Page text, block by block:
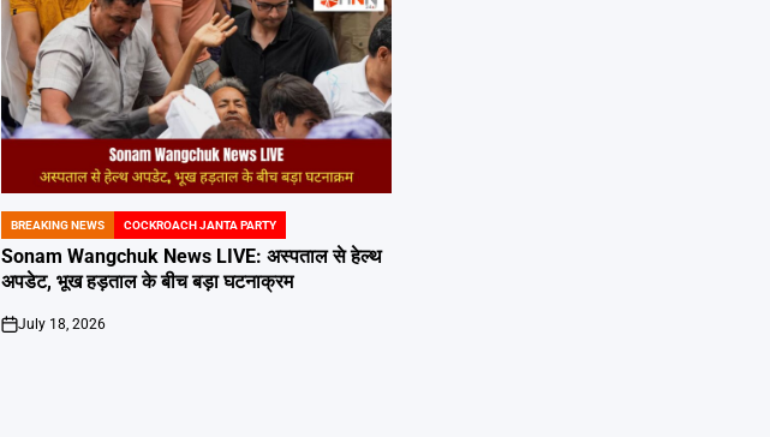
POSTED
IN
BREAKING NEWS COCKROACH JANTA PARTY
Sonam Wangchuk News LIVE: अस्पताल से हेल्थ
अपडेट, भूख हड़ताल के बीच बड़ा घटनाक्रम
on
July 18, 2026